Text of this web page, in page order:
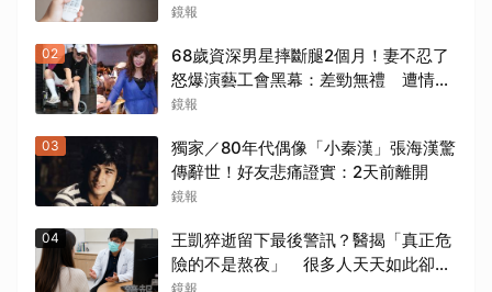
是「它」
鏡報
02
68歲資深男星摔斷腿2個月！妻不忍了
怒爆演藝工會黑幕：差勁無禮 遭情勒
8年、收二手探病禮
鏡報
03
獨家／80年代偶像「小秦漢」張海漢驚
傳辭世！好友悲痛證實：2天前離開
鏡報
04
王凱猝逝留下最後警訊？醫揭「真正危
險的不是熬夜」 很多人天天如此卻不
鏡報